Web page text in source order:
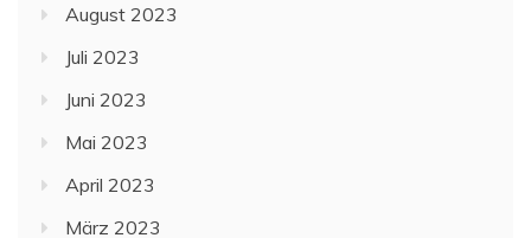
August 2023
Juli 2023
Juni 2023
Mai 2023
April 2023
März 2023